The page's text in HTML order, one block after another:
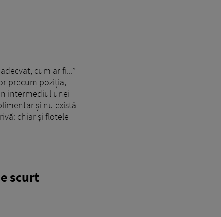
adecvat, cum ar fi...”
precum poziția,
intermediul unei
și nu există
chiar și flotele
scurt